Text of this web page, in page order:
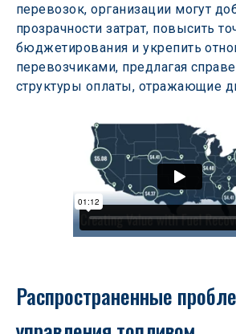
перевозок, организации могут
прозрачности затрат, повысить
бюджетирования и укрепить
перевозчиками, предлагая
структуры оплаты, отражающие
Распространенные